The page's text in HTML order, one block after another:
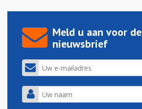
Meld u aan voor de
nieuwsbrief